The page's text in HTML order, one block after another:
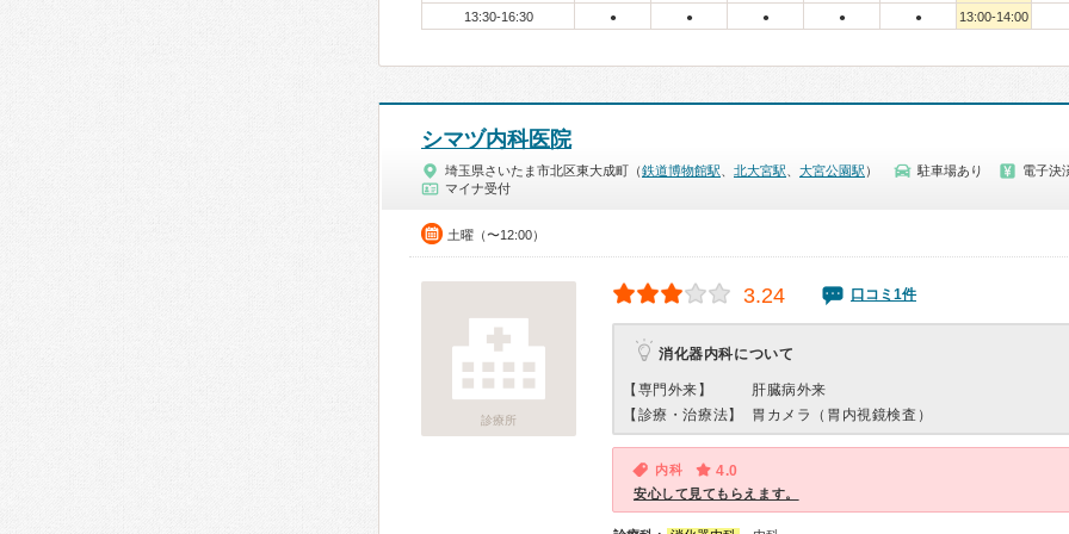
13:30-16:30 ● ● ● ● ● 13:00-14:00
シマヅ内科医院
埼玉県さいたま市北区東大成町（鉄道博物館駅 北大宮駅 大宮公園駅 ） 駐車場あり
電子決
マイナ受付
土曜（〜12:00）
診療所
3.24 口コミ1件
消化器内科について
【専門外来】
肝臓病外来
【診療・治療法】
胃カメラ（胃内視鏡検査）
内科 4.0
安心して見てもらえます。